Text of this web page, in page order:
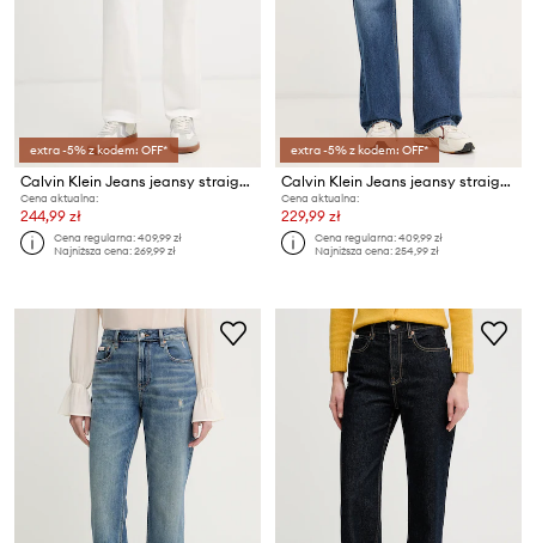
extra -5% z kodem: OFF*
Calvin Klein Jeans jeansy straight damskie
Cena aktualna:
244,99 zł
Cena regularna:409,99 zł
Najniższa cena:269,99 zł
extra -5% z kodem: OFF*
Calvin Klein Jeans jeansy straight damskie
Cena aktualna:
229,99 zł
Cena regularna:409,99 zł
Najniższa cena:254,99 zł